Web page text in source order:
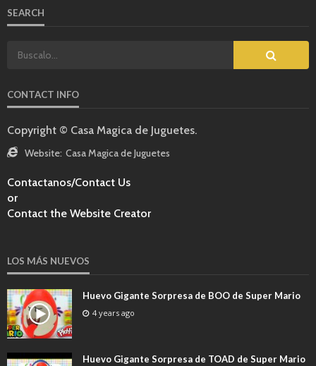
SEARCH
CONTACT INFO
Copyright © Casa Magica de Juguetes.
Website: Casa Magica de Juguetes
Contactanos/Contact Us
or
Contact the Website Creator
LOS MÁS NUEVOS
Huevo Gigante Sorpresa de BOO de Super Mario
4 years ago
Huevo Gigante Sorpresa de TOAD de Super Mario